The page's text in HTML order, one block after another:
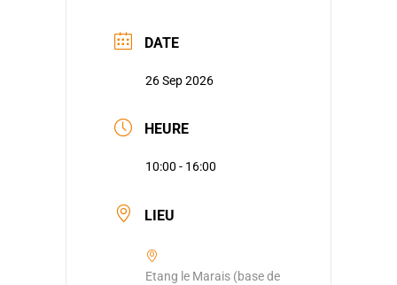
DATE
26 Sep 2026
HEURE
10:00 - 16:00
LIEU
Etang le Marais (base de